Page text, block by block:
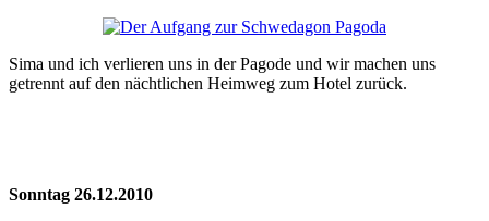
Sima und ich verlieren uns in der Pagode und wir machen uns
getrennt auf den nächtlichen Heimweg zum Hotel zurück.
Sonntag 26.12.2010